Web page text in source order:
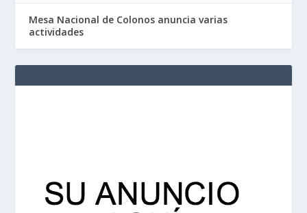
Mesa Nacional de Colonos anuncia varias
actividades